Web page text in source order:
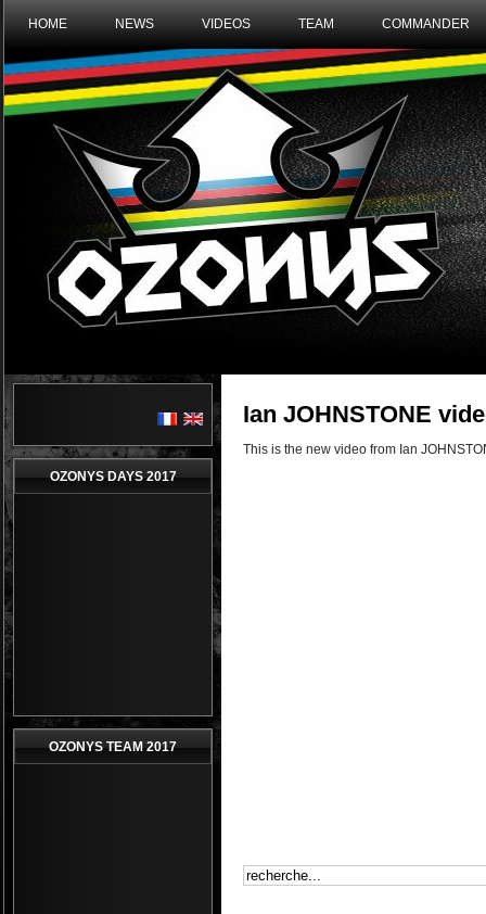
HOME NEWS VIDEOS TEAM COMMANDER
OZONYS DAYS 2017
OZONYS TEAM 2017
Ian JOHNSTONE
This is the new video from Ian